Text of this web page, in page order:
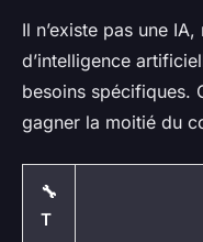
Il n’existe pas une
d’intelligence
besoins spécifiques.
gagner la moitié du
🔧
T